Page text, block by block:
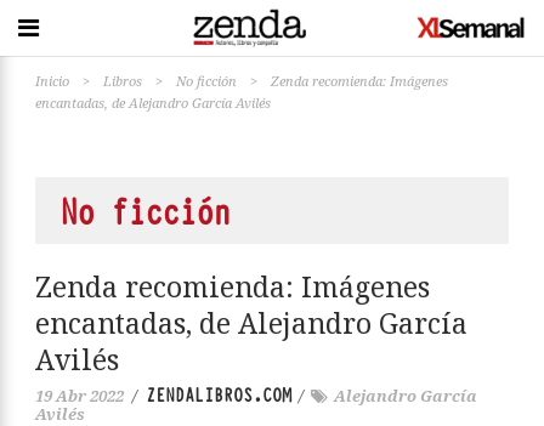
Inicio > Libros > No ficción >
Zenda recomienda: Imágenes
encantadas, de Alejandro García Avilés
No ficción
Zenda recomienda: Imágenes
encantadas, de Alejandro García
Avilés
19 Abr 2022 / ZENDALIBROS.COM/
Alejandro García
Avilés